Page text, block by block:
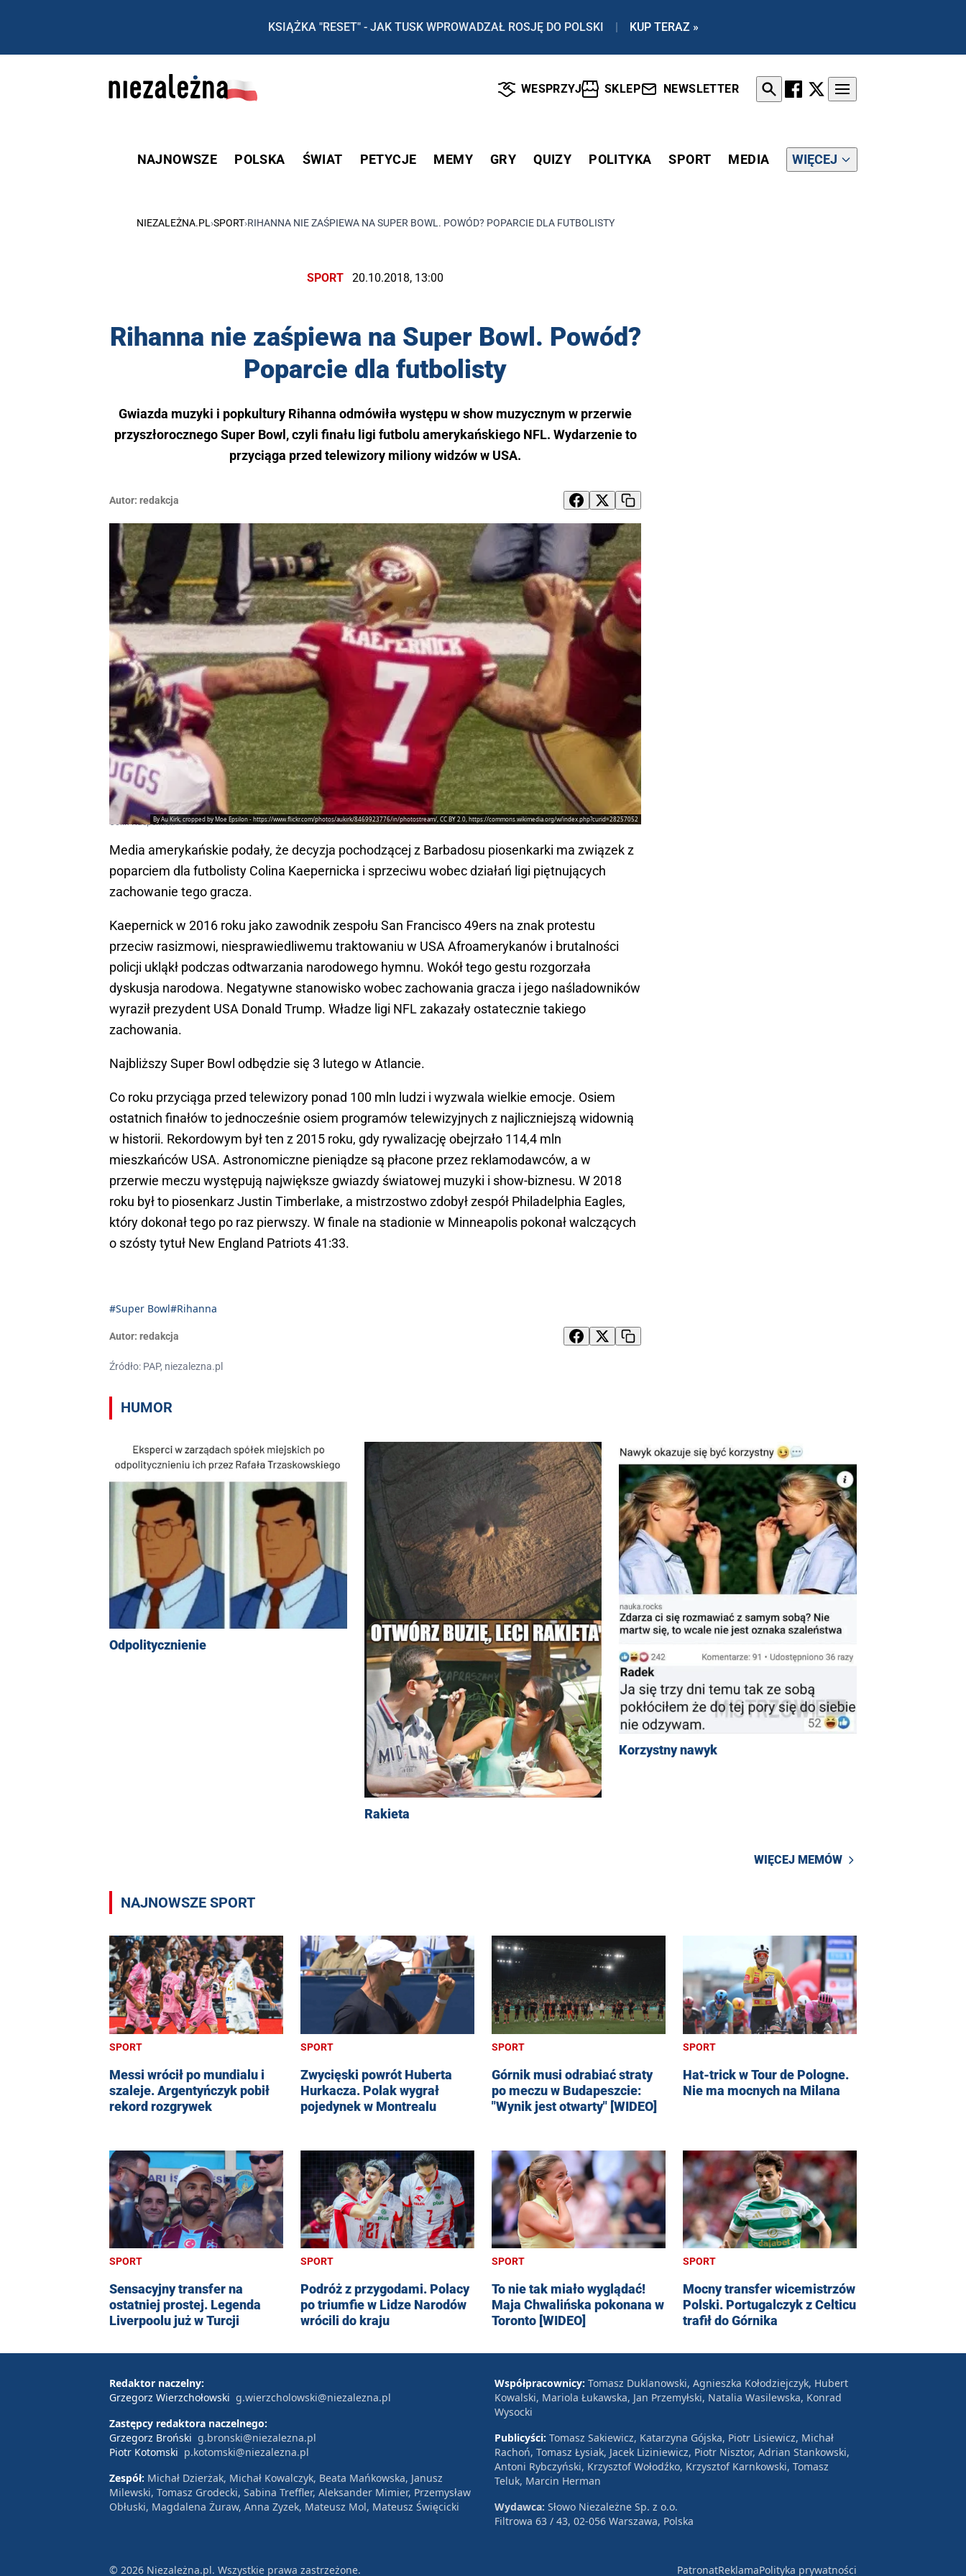
KSIĄŻKA "RESET" - JAK TUSK WPROWADZAŁ ROSJĘ DO POLSKI | KUP TERAZ »
WESPRZYJ SKLEP NEWSLETTER
NAJNOWSZE POLSKA ŚWIAT PETYCJE MEMY GRY QUIZY POLITYKA SPORT MEDIA WIĘCEJ
NIEZALEŻNA.PL ›SPORT›RIHANNA NIE ZAŚPIEWA NA SUPER BOWL. POWÓD? POPARCIE DLA FUTBOLISTY
SPORT 20.10.2018, 13:00
Rihanna nie zaśpiewa na Super Bowl. Powód?
Poparcie dla futbolisty
Gwiazda muzyki i popkultury Rihanna odmówiła występu w show muzycznym w przerwie
przyszłorocznego Super Bowl, czyli finału ligi futbolu amerykańskiego NFL. Wydarzenie to
przyciąga przed telewizory miliony widzów w USA.
Autor: redakcja
By Au Kirk; cropped by Moe Epsilon - https://www.flickr.com/photos/aukirk/8469923776/in/photostream/, CC BY 2.0, https://commons.wikimedia.org/w/index.php?curid=28257052
Colin Kaepernick
Media amerykańskie podały, że decyzja pochodzącej z Barbadosu piosenkarki ma związek z
poparciem dla futbolisty Colina Kaepernicka i sprzeciwu wobec działań ligi piętnujących
zachowanie tego gracza.
Kaepernick w 2016 roku jako zawodnik zespołu San Francisco 49ers na znak protestu
przeciw rasizmowi, niesprawiedliwemu traktowaniu w USA Afroamerykanów i brutalności
policji ukląkł podczas odtwarzania narodowego hymnu. Wokół tego gestu rozgorzała
dyskusja narodowa. Negatywne stanowisko wobec zachowania gracza i jego naśladowników
wyraził prezydent USA Donald Trump. Władze ligi NFL zakazały ostatecznie takiego
zachowania.
Najbliższy Super Bowl odbędzie się 3 lutego w Atlancie.
Co roku przyciąga przed telewizory ponad 100 mln ludzi i wyzwala wielkie emocje. Osiem
ostatnich finałów to jednocześnie osiem programów telewizyjnych z najliczniejszą widownią
w historii. Rekordowym był ten z 2015 roku, gdy rywalizację obejrzało 114,4 mln
mieszkańców USA. Astronomiczne pieniądze są płacone przez reklamodawców, a w
przerwie meczu występują największe gwiazdy światowej muzyki i show-biznesu. W 2018
roku był to piosenkarz Justin Timberlake, a mistrzostwo zdobył zespół Philadelphia Eagles,
który dokonał tego po raz pierwszy. W finale na stadionie w Minneapolis pokonał walczących
o szósty tytuł New England Patriots 41:33.
#Super Bowl#Rihanna
Autor: redakcja
Źródło: PAP, niezalezna.pl
HUMOR
Odpolitycznienie
Rakieta
Korzystny nawyk
WIĘCEJ MEMÓW
NAJNOWSZE SPORT
SPORT
Messi wrócił po mundialu i
szaleje. Argentyńczyk pobił
rekord rozgrywek
SPORT
Zwycięski powrót Huberta
Hurkacza. Polak wygrał
pojedynek w Montrealu
SPORT
Górnik musi odrabiać straty
po meczu w Budapeszcie:
"Wynik jest otwarty" [WIDEO]
SPORT
Hat-trick w Tour de Pologne.
Nie ma mocnych na Milana
SPORT
Sensacyjny transfer na
ostatniej prostej. Legenda
Liverpoolu już w Turcji
SPORT
Podróż z przygodami. Polacy
po triumfie w Lidze Narodów
wrócili do kraju
SPORT
To nie tak miało wyglądać!
Maja Chwalińska pokonana w
Toronto [WIDEO]
SPORT
Mocny transfer wicemistrzów
Polski. Portugalczyk z Celticu
trafił do Górnika
Redaktor naczelny:
Grzegorz Wierzchołowski g.wierzcholowski@niezalezna.pl
Zastępcy redaktora naczelnego:
Grzegorz Broński g.bronski@niezalezna.pl
Piotr Kotomski p.kotomski@niezalezna.pl
Zespół: Michał Dzierżak, Michał Kowalczyk, Beata Mańkowska, Janusz
Milewski, Tomasz Grodecki, Sabina Treffler, Aleksander Mimier, Przemysław
Obłuski, Magdalena Żuraw, Anna Zyzek, Mateusz Mol, Mateusz Święcicki
Współpracownicy: Tomasz Duklanowski, Agnieszka Kołodziejczyk, Hubert
Kowalski, Mariola Łukawska, Jan Przemyłski, Natalia Wasilewska, Konrad
Wysocki
Publicyści: Tomasz Sakiewicz, Katarzyna Gójska, Piotr Lisiewicz, Michał
Rachoń, Tomasz Łysiak, Jacek Liziniewicz, Piotr Nisztor, Adrian Stankowski,
Antoni Rybczyński, Krzysztof Wołodźko, Krzysztof Karnkowski, Tomasz
Teluk, Marcin Herman
Wydawca: Słowo Niezależne Sp. z o.o.
Filtrowa 63 / 43, 02-056 Warszawa, Polska
© 2026 Niezależna.pl. Wszystkie prawa zastrzeżone. PatronatReklamaPolityka prywatności